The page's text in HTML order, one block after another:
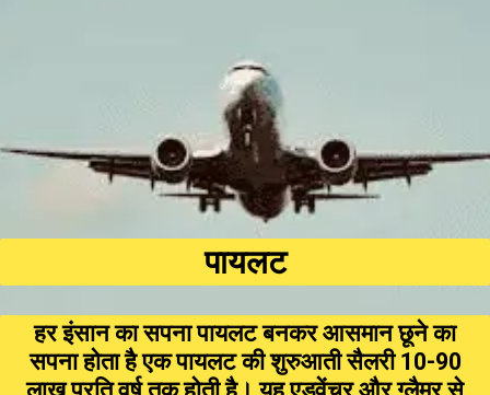
हर इंसान का सपना पायलट बनकर आसमान छूने का
सपना होता है एक पायलट की शुरुआती सैलरी ₹10-₹90
पायलट